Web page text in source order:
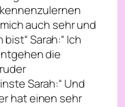
auch sehr und
Sarah:“ Ich
die
Sarah:“ Und
hat einen sehr